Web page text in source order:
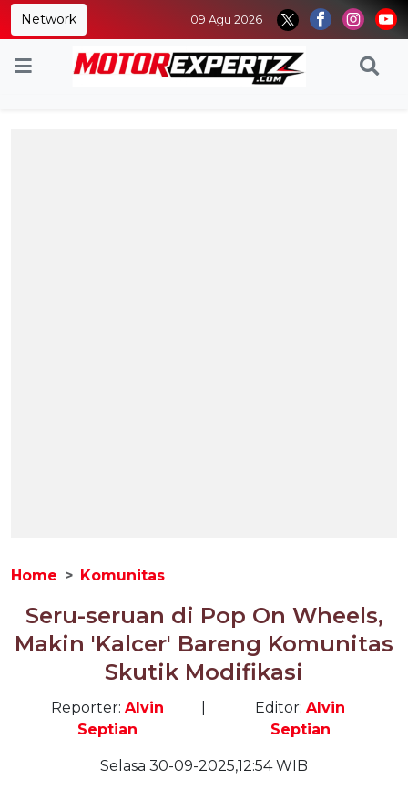
Network 09 Agu 2026
Home Komunitas
Seru-seruan di Pop On Wheels,
Makin 'Kalcer' Bareng Komunitas
Skutik Modifikasi
Reporter: Alvin
Septian
Editor:Alvin
Septian
Selasa 30-09-2025,12:54 WIB